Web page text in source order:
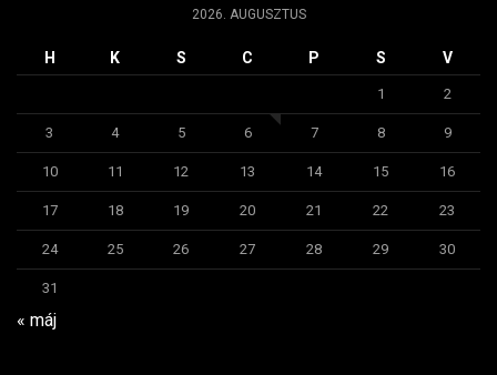
2026. AUGUSZTUS
H K S C P S V
1 2
3 4 5 6 7 8 9
10 11 12 13 14 15 16
17 18 19 20 21 22 23
24 25 26 27 28 29 30
31
« máj